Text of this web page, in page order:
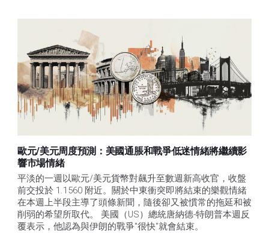
歐元/美元周度預測：美國通脹和戰爭低迷情緒將繼續影
響市場情緒
平淡的一週以歐元/美元貨幣對飆升至數週新高收官，收盤
前交投於 1.1560 附近。關於中東衝突即將結束的樂觀情緒
在本週上半段主導了頭條新聞，隨後卻又被慣常的拖延和被
削弱的希望所取代。 美國（US）總統唐納德-特朗普本週反
覆表示，他認為與伊朗的戰爭"很快"就會結束。